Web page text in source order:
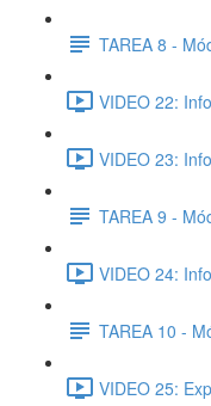
TAREA 8 -
VIDEO 22:
VIDEO 23:
TAREA 9 -
VIDEO 24:
TAREA 10 -
VIDEO 25: